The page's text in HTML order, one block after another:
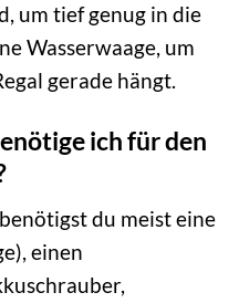
um tief genug in die
Wasserwaage, um
gerade hängt.
ich für den
du meist eine
einen